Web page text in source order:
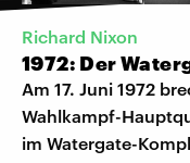
Richard Nixon
1972: Der
Am 17. Juni 1972
Wahlkampf-
im Watergate-